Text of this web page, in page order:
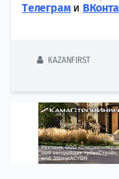
Tелеграми
KAZANFIRST